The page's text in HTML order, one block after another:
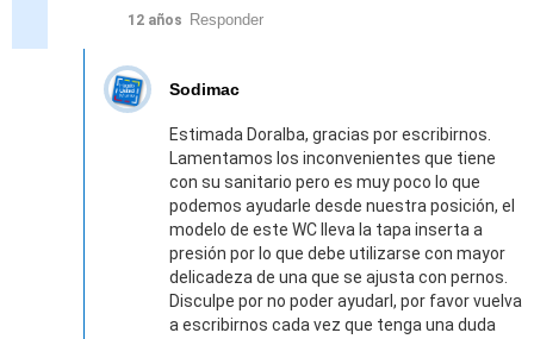
12 años Responder
Sodimac
Estimada Doralba, gracias por escribirnos.
Lamentamos los inconvenientes que tiene
con su sanitario pero es muy poco lo que
podemos ayudarle desde nuestra posición, el
modelo de este WC lleva la tapa inserta a
presión por lo que debe utilizarse con mayor
delicadeza de una que se ajusta con pernos.
Disculpe por no poder ayudarl, por favor vuelva
a escribirnos cada vez que tenga una duda